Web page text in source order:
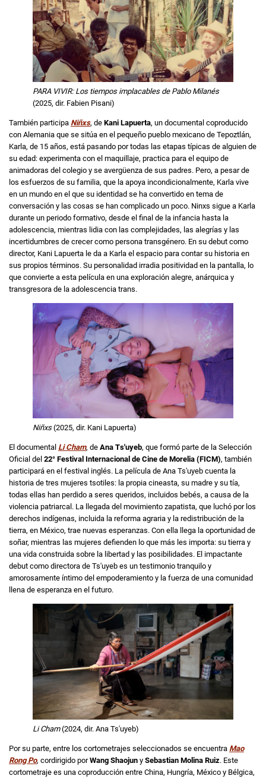
PARA VIVIR: Los tiempos implacables de Pablo Milanés
(2025, dir. Fabien Pisani)
También participa Niñxs, de Kani Lapuerta, un documental coproducido
con Alemania que se sitúa en el pequeño pueblo mexicano de Tepoztlán,
Karla, de 15 años, está pasando por todas las etapas típicas de alguien de
su edad: experimenta con el maquillaje, practica para el equipo de
animadoras del colegio y se avergüenza de sus padres. Pero, a pesar de
los esfuerzos de su familia, que la apoya incondicionalmente, Karla vive
en un mundo en el que su identidad se ha convertido en tema de
conversación y las cosas se han complicado un poco. Ninxs sigue a Karla
durante un periodo formativo, desde el final de la infancia hasta la
adolescencia, mientras lidia con las complejidades, las alegrías y las
incertidumbres de crecer como persona transgénero. En su debut como
director, Kani Lapuerta le da a Karla el espacio para contar su historia en
sus propios términos. Su personalidad irradia positividad en la pantalla, lo
que convierte a esta película en una exploración alegre, anárquica y
transgresora de la adolescencia trans.
Niñxs(2025, dir. Kani Lapuerta)
El documental Li Cham, de Ana Ts'uyeb, que formó parte de la Selección
Oficial del 22° Festival Internacional de Cine de Morelia (FICM), también
participará en el festival inglés. La película de Ana Ts'uyeb cuenta la
historia de tres mujeres tsotiles: la propia cineasta, su madre y su tía,
todas ellas han perdido a seres queridos, incluidos bebés, a causa de la
violencia patriarcal. La llegada del movimiento zapatista, que luchó por los
derechos indígenas, incluida la reforma agraria y la redistribución de la
tierra, en México, trae nuevas esperanzas. Con ella llega la oportunidad de
soñar, mientras las mujeres defienden lo que más les importa: su tierra y
una vida construida sobre la libertad y las posibilidades. El impactante
debut como directora de Ts'uyeb es un testimonio tranquilo y
amorosamente íntimo del empoderamiento y la fuerza de una comunidad
llena de esperanza en el futuro.
Li Cham(2024, dir. Ana Ts'uyeb)
Por su parte, entre los cortometrajes seleccionados se encuentra Mao
Rong Po, cordirigido porWang Shaojun y Sebastian Molina Ruiz. Este
cortometraje es una coproducción entre China, Hungría, México y Bélgica,